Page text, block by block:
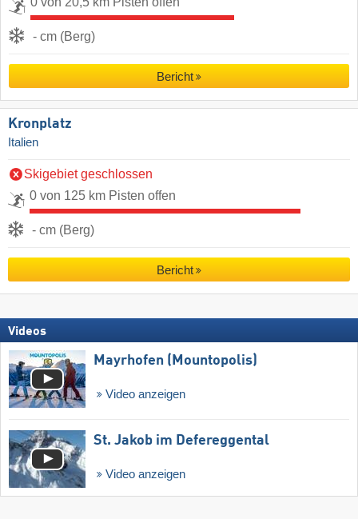
- cm (Berg)
Bericht
Kronplatz
Italien
Skigebiet geschlossen
0 von 125 km Pisten offen
- cm (Berg)
Bericht
Videos
Mayrhofen (Mountopolis)
Video anzeigen
St. Jakob im Defereggental
Video anzeigen